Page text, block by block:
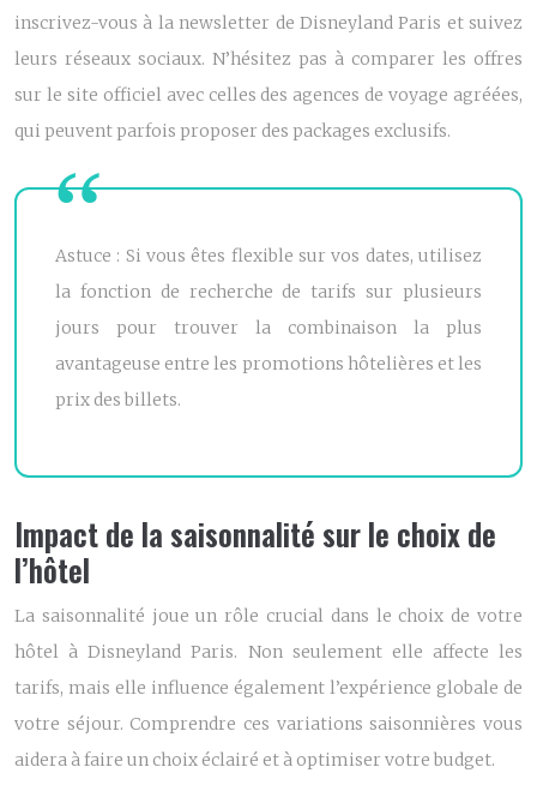
inscrivez-vous à la newsletter de Disneyland Paris et suivez
leurs réseaux sociaux. N’hésitez pas à comparer les offres
sur le site officiel avec celles des agences de voyage agréées,
qui peuvent parfois proposer des packages exclusifs.
Astuce : Si vous êtes flexible sur vos dates, utilisez
la fonction de recherche de tarifs sur plusieurs
jours pour trouver la combinaison la plus
avantageuse entre les promotions hôtelières et les
prix des billets.
Impact de la saisonnalité sur le choix de
l’hôtel
La saisonnalité joue un rôle crucial dans le choix de votre
hôtel à Disneyland Paris. Non seulement elle affecte les
tarifs, mais elle influence également l’expérience globale de
votre séjour. Comprendre ces variations saisonnières vous
aidera à faire un choix éclairé et à optimiser votre budget.